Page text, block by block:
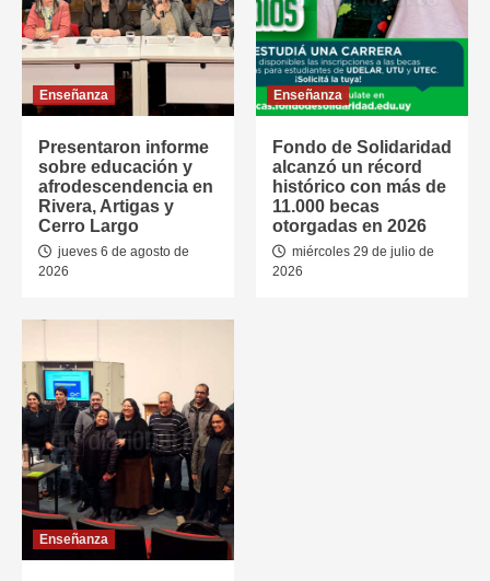
Enseñanza
Presentaron informe
sobre educación y
afrodescendencia en
Rivera, Artigas y
Cerro Largo
jueves 6 de agosto de
2026
Enseñanza
Fondo de Solidaridad
alcanzó un récord
histórico con más de
11.000 becas
otorgadas en 2026
miércoles 29 de julio de
2026
Enseñanza